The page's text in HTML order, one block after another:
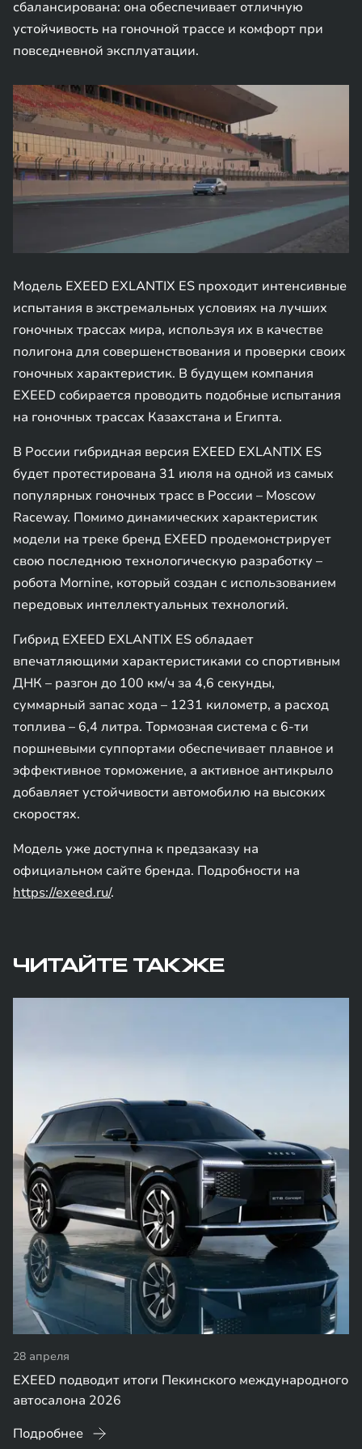
сбалансирована: она обеспечивает отличную
устойчивость на гоночной трассе и комфорт при
повседневной эксплуатации.
Модель EXEED EXLANTIX ES проходит интенсивные
испытания в экстремальных условиях на лучших
гоночных трассах мира, используя их в качестве
полигона для совершенствования и проверки своих
гоночных характеристик. В будущем компания
EXEED собирается проводить подобные испытания
на гоночных трассах Казахстана и Египта.
В России гибридная версия EXEED EXLANTIX ES
будет протестирована 31 июля на одной из самых
популярных гоночных трасс в России – Moscow
Raceway. Помимо динамических характеристик
модели на треке бренд EXEED продемонстрирует
свою последнюю технологическую разработку –
робота Mornine, который создан с использованием
передовых интеллектуальных технологий.
Гибрид EXEED EXLANTIX ES обладает
впечатляющими характеристиками со спортивным
ДНК – разгон до 100 км/ч за 4,6 секунды,
суммарный запас хода – 1231 километр, а расход
топлива – 6,4 литра. Тормозная система с 6-ти
поршневыми суппортами обеспечивает плавное и
эффективное торможение, а активное антикрыло
добавляет устойчивости автомобилю на высоких
скоростях.
Модель уже доступна к предзаказу на
официальном сайте бренда. Подробности на
https://exeed.ru/.
ЧИТАЙТЕ ТАКЖЕ
28 апреля
EXEED подводит итоги Пекинского международного
автосалона 2026
Подробнее